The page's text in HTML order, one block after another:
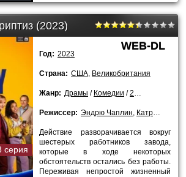
(2023)
серия
WEB-DL
Год: 2023
Страна: США, Великобритания
Жанр: Драмы / Комедии /2023 года
Режиссер: Эндрю Чаплин, Катрин Морсхэд
Действие разворачивается вокруг
шестерых работников завода,
которые в ходе некоторых
обстоятельств остались без работы.
Переживая непростой жизненный